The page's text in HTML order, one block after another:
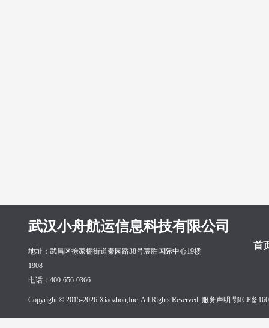
武汉小舟航运信息科技有限公司
首
地址：武昌区徐家棚街道秦园路38号宸胜国际中心19楼
1908
电话：400-656-0366
Copyright © 2015-2026 Xiaozhou,Inc. All Rights Reserved. 服务声明 鄂ICP备